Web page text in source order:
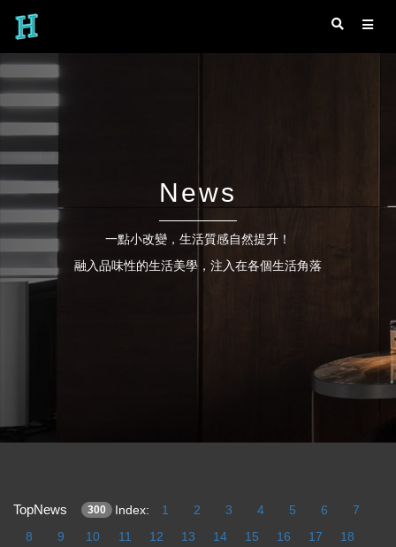
News
一點小改變，生活質感自然提升！
融入品味性的生活美學，注入在各個生活角落
TopNews 300 Index: 1 2 3 4 5 6
7
8
9 10 11 12 13 14 15 16 17
18